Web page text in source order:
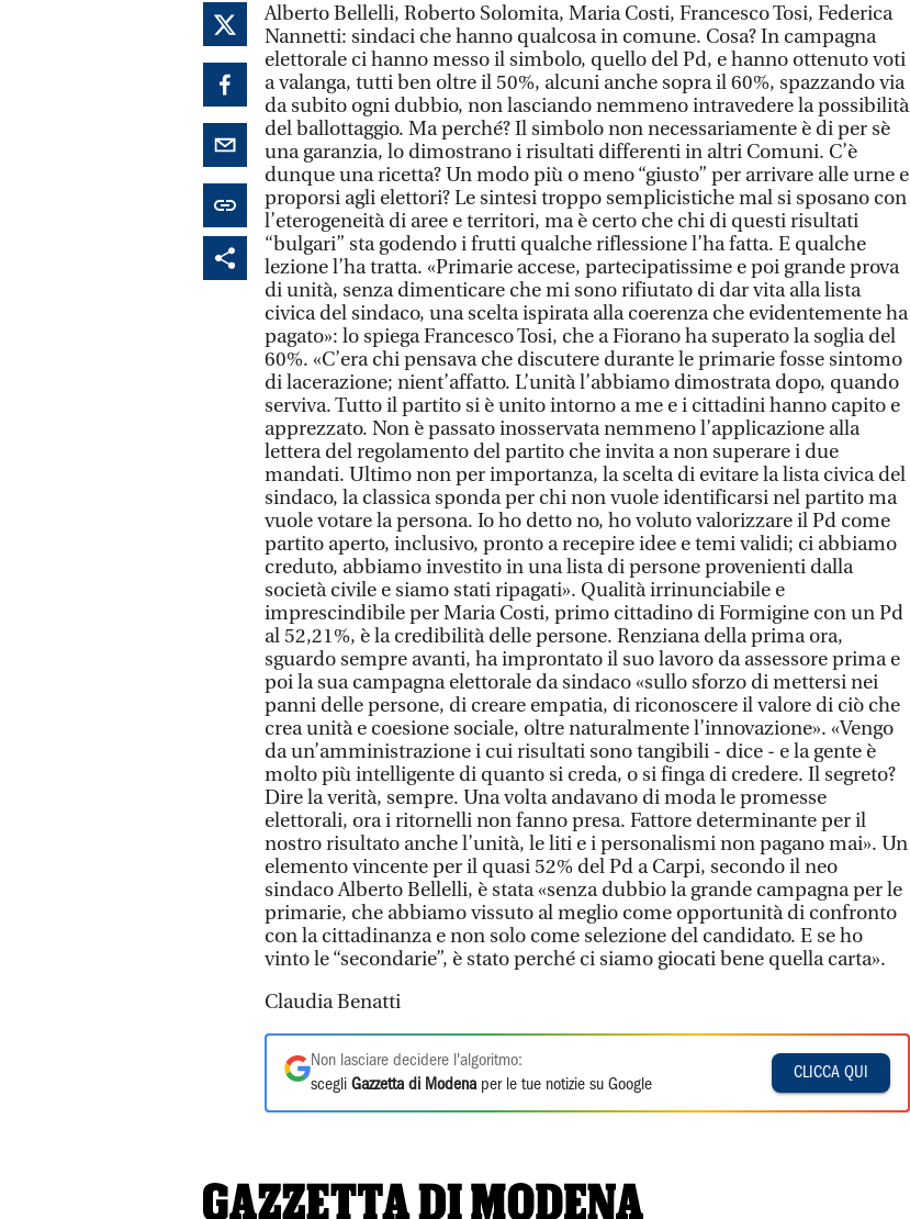
Alberto Bellelli, Roberto Solomita, Maria Costi, Francesco Tosi, Federica
Nannetti: sindaci che hanno qualcosa in comune. Cosa? In campagna
elettorale ci hanno messo il simbolo, quello del Pd, e hanno ottenuto voti
a valanga, tutti ben oltre il 50%, alcuni anche sopra il 60%, spazzando via
da subito ogni dubbio, non lasciando nemmeno intravedere la possibilità
del ballottaggio. Ma perché? Il simbolo non necessariamente è di per sè
una garanzia, lo dimostrano i risultati differenti in altri Comuni. C’è
dunque una ricetta? Un modo più o meno “giusto” per arrivare alle urne e
proporsi agli elettori? Le sintesi troppo semplicistiche mal si sposano con
l’eterogeneità di aree e territori, ma è certo che chi di questi risultati
“bulgari” sta godendo i frutti qualche riflessione l’ha fatta. E qualche
lezione l’ha tratta. «Primarie accese, partecipatissime e poi grande prova
di unità, senza dimenticare che mi sono rifiutato di dar vita alla lista
civica del sindaco, una scelta ispirata alla coerenza che evidentemente ha
pagato»: lo spiega Francesco Tosi, che a Fiorano ha superato la soglia del
60%. «C’era chi pensava che discutere durante le primarie fosse sintomo
di lacerazione; nient’affatto. L’unità l’abbiamo dimostrata dopo, quando
serviva. Tutto il partito si è unito intorno a me e i cittadini hanno capito e
apprezzato. Non è passato inosservata nemmeno l’applicazione alla
lettera del regolamento del partito che invita a non superare i due
mandati. Ultimo non per importanza, la scelta di evitare la lista civica del
sindaco, la classica sponda per chi non vuole identificarsi nel partito ma
vuole votare la persona. Io ho detto no, ho voluto valorizzare il Pd come
partito aperto, inclusivo, pronto a recepire idee e temi validi; ci abbiamo
creduto, abbiamo investito in una lista di persone provenienti dalla
società civile e siamo stati ripagati». Qualità irrinunciabile e
imprescindibile per Maria Costi, primo cittadino di Formigine con un Pd
al 52,21%, è la credibilità delle persone. Renziana della prima ora,
sguardo sempre avanti, ha improntato il suo lavoro da assessore prima e
poi la sua campagna elettorale da sindaco «sullo sforzo di mettersi nei
panni delle persone, di creare empatia, di riconoscere il valore di ciò che
crea unità e coesione sociale, oltre naturalmente l’innovazione». «Vengo
da un’amministrazione i cui risultati sono tangibili - dice - e la gente è
molto più intelligente di quanto si creda, o si finga di credere. Il segreto?
Dire la verità, sempre. Una volta andavano di moda le promesse
elettorali, ora i ritornelli non fanno presa. Fattore determinante per il
nostro risultato anche l’unità, le liti e i personalismi non pagano mai». Un
elemento vincente per il quasi 52% del Pd a Carpi, secondo il neo
sindaco Alberto Bellelli, è stata «senza dubbio la grande campagna per le
primarie, che abbiamo vissuto al meglio come opportunità di confronto
con la cittadinanza e non solo come selezione del candidato. E se ho
vinto le “secondarie”, è stato perché ci siamo giocati bene quella carta».
Claudia Benatti
Non lasciare decidere l'algoritmo:
scegli Gazzetta di Modena per le tue notizie su Google
CLICCA QUI